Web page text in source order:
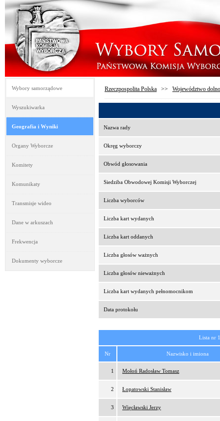
Wybory samorządowe
Wyszukiwarka
Geografia i Wyniki
Organy Wyborcze
Komitety
Komunikaty
Transmisje wideo
Dane w arkuszach
Frekwencja
Dokumenty wyborcze
Rzeczpospolita Polska >> Województwo
Nazwa rady
Okręg wyborczy
Obwód głosowania
Siedziba Obwodowej Komisji Wyborczej
Liczba wyborców
Liczba kart wydanych
Liczba kart oddanych
Liczba głosów ważnych
Liczba głosów nieważnych
Liczba kart wydanych pełnomocnikom
Data protokołu
Lista nr
Nr Nazwisko i imiona
1 Mołoń Radosław Tomasz
2 Łopatowski Stanisław
3 Więcławski Jerzy